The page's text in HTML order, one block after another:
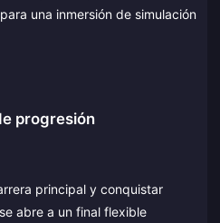
una inmersión de simulación
progresión
principal y conquistar
abre a un final flexible